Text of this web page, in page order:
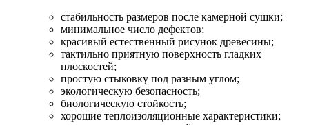
стабильность размеров после камерной сушки;
минимальное число дефектов;
красивый естественный рисунок древесины;
тактильно приятную поверхность гладких
плоскостей;
простую стыковку под разным углом;
экологическую безопасность;
биологическую стойкость;
хорошие теплоизоляционные характеристики;